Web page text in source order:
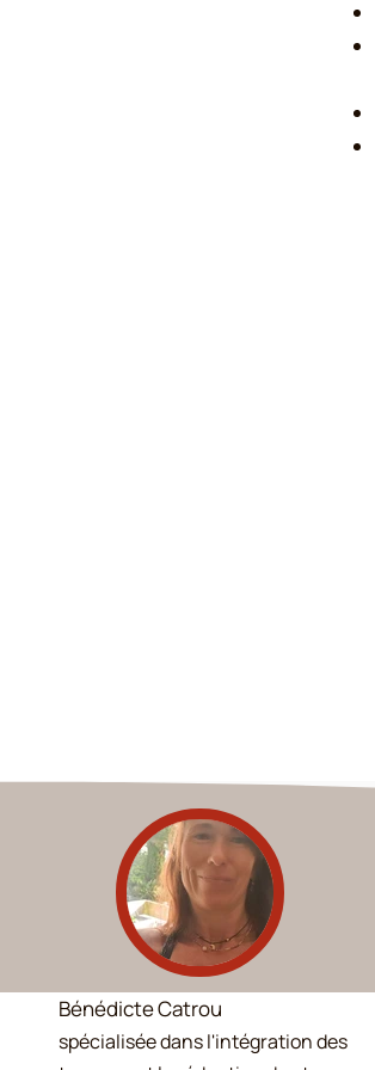
Bénédicte Catrou
spécialisée dans l'intégration des